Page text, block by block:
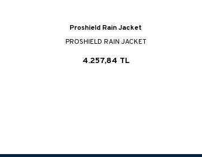
Proshield Rain Jacket
PROSHIELD RAIN JACKET
4.257,84 TL